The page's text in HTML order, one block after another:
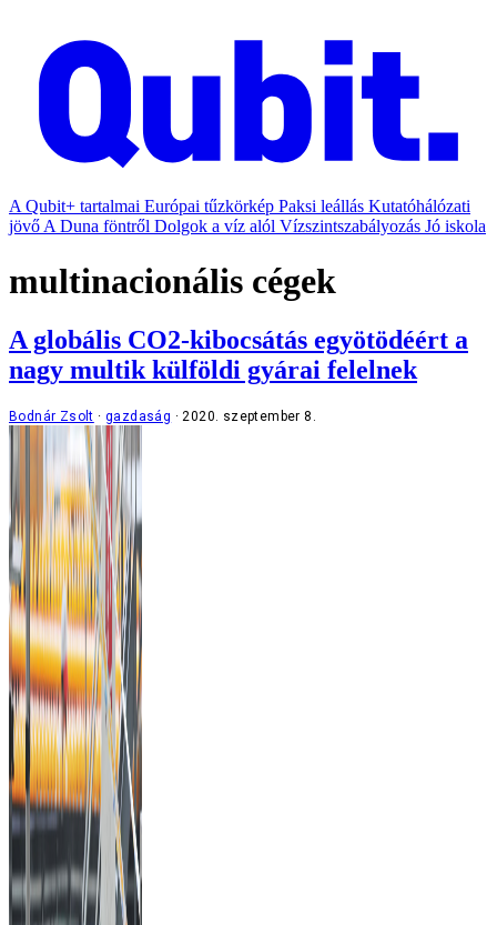
A Qubit+ tartalmai Európai tűzkörkép Paksi leállás Kutatóhálózati
jövő A Duna föntről Dolgok a víz alól Vízszintszabályozás Jó iskola
multinacionális cégek
A globális CO2-kibocsátás egyötödéért a
nagy multik külföldi gyárai felelnek
Bodnár Zsolt gazdaság 2020. szeptember 8.